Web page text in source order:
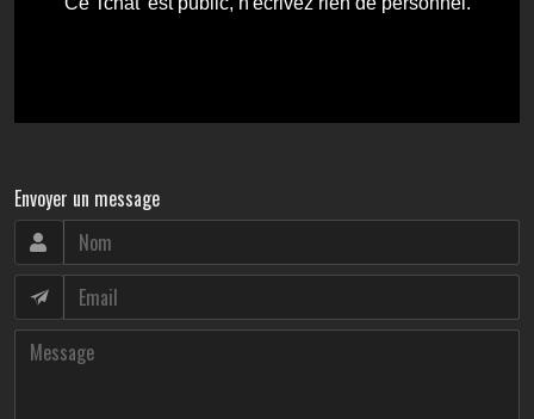
Envoyer un message